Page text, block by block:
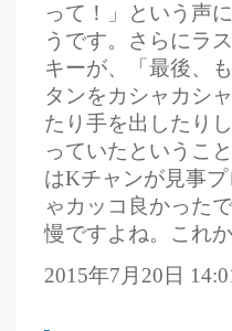
って！」という声
うです。さらにラ
キーが、「最後、
タンをカシャカシ
たり手を出したり
っていたというこ
はKチャンが見事
ゃカッコ良かった
慢ですよね。これ
2015年7月20日